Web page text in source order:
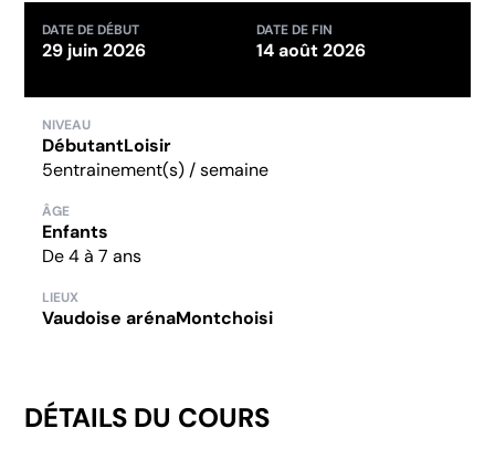
DATE DE DÉBUT
29 juin 2026
DATE DE FIN
14 août 2026
NIVEAU
DébutantLoisir
5entrainement(s) / semaine
ÂGE
Enfants
De 4 à 7 ans
LIEUX
Vaudoise arénaMontchoisi
DÉTAILS DU COURS